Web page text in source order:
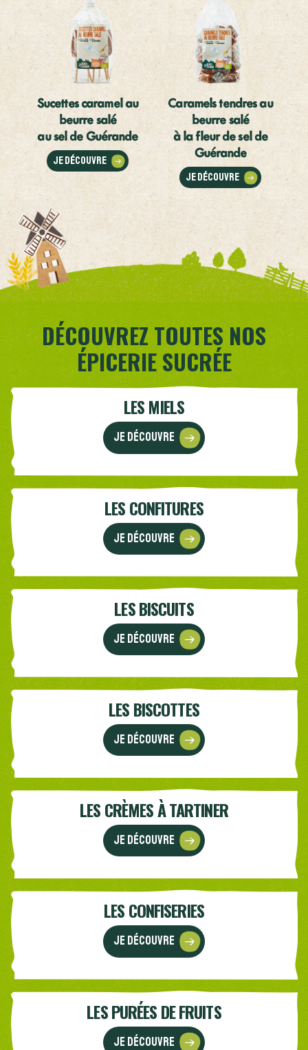
Sucettes caramel au
beurre salé
au sel de Guérande
Je découvre
Caramels tendres au
beurre salé
à la fleur de sel de
Guérande
Je découvre
DÉCOUVREZ TOUTES NOS
ÉPICERIE SUCRÉE
LES MIELS
Je découvre
LES CONFITURES
Je découvre
LES BISCUITS
Je découvre
LES BISCOTTES
Je découvre
LES CRÈMES À TARTINER
Je découvre
LES CONFISERIES
Je découvre
LES PURÉES DE FRUITS
Je découvre